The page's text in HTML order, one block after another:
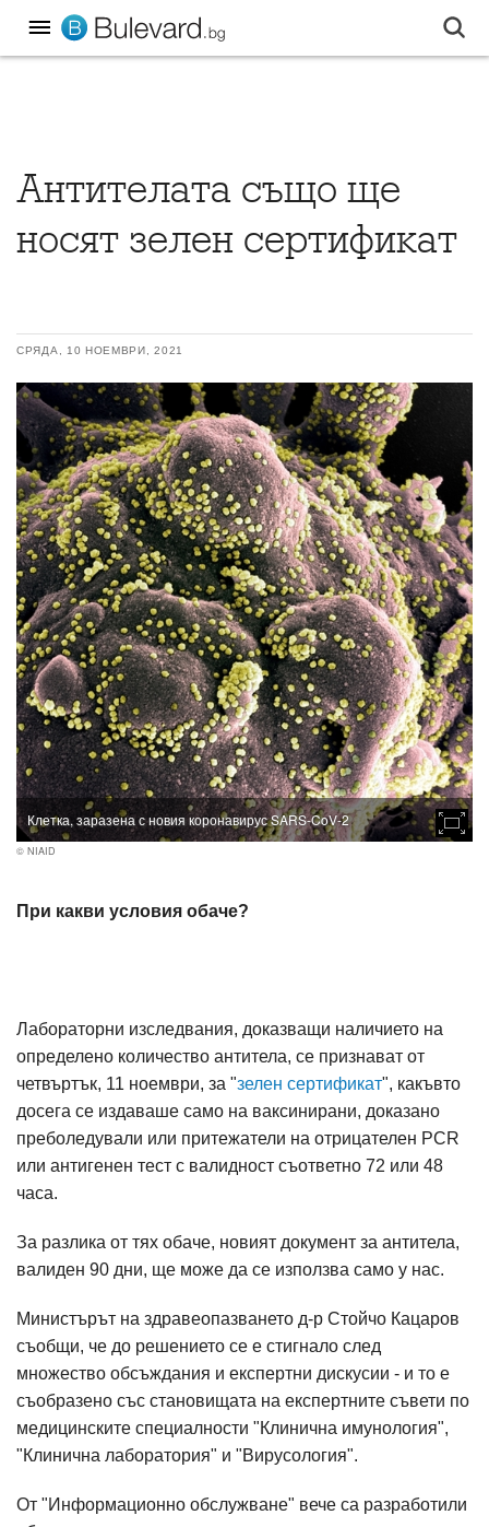
Антителата също ще
носят зелен сертификат
СРЯДА, 10 НОЕМВРИ, 2021
Клетка, заразена с новия коронавирус SARS-CoV-2
© NIAID
При какви условия обаче?
Лабораторни изследвания, доказващи наличието на
определено количество антитела, се признават от
четвъртък, 11 ноември, за "зелен сертификат", какъвто
досега се издаваше само на ваксинирани, доказано
преболедували или притежатели на отрицателен PCR
или антигенен тест с валидност съответно 72 или 48
часа.
За разлика от тях обаче, новият документ за антитела,
валиден 90 дни, ще може да се използва само у нас.
Министърът на здравеопазването д-р Стойчо Кацаров
съобщи, че до решението се е стигнало след
множество обсъждания и експертни дискусии - и то е
съобразено със становищата на експертните съвети по
медицинските специалности "Клинична имунология",
"Клинична лаборатория" и "Вирусология".
От "Информационно обслужване" вече са разработили